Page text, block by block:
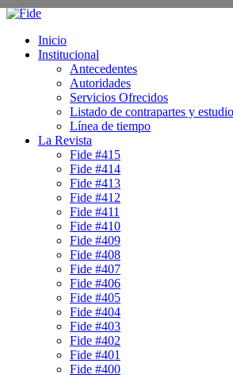
Inicio
Institucional
Antecedentes
Autoridades
Servicios Ofrecidos
Listado de contrapartes y
Línea de tiempo
La Revista
Fide #415
Fide #414
Fide #413
Fide #412
Fide #411
Fide #410
Fide #409
Fide #408
Fide #407
Fide #406
Fide #405
Fide #404
Fide #403
Fide #402
Fide #401
Fide #400